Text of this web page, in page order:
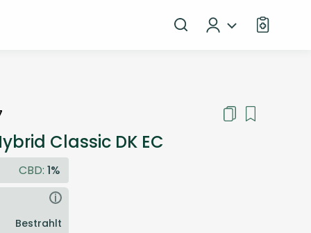
Classic DK EC
CBD: 1%
i
Bestrahlt